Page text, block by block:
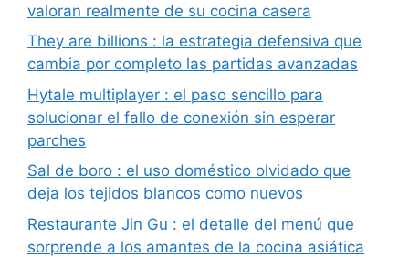
valoran realmente de su cocina casera
They are billions : la estrategia defensiva que
cambia por completo las partidas avanzadas
Hytale multiplayer : el paso sencillo para
solucionar el fallo de conexión sin esperar
parches
Sal de boro : el uso doméstico olvidado que
deja los tejidos blancos como nuevos
Restaurante Jin Gu : el detalle del menú que
sorprende a los amantes de la cocina asiática